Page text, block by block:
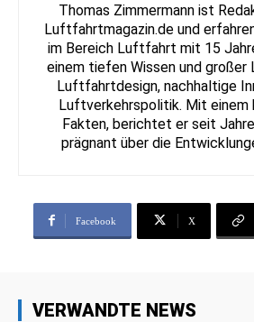
Thomas Zimmermann ist
Luftfahrtmagazin.de und
im Bereich Luftfahrt mit 15
einem tiefen Wissen und
Luftfahrtdesign, nachhaltige
Luftverkehrspolitik. Mit einem
Fakten, berichtet er seit
prägnant über die
Facebook X
VERWANDTE NEWS